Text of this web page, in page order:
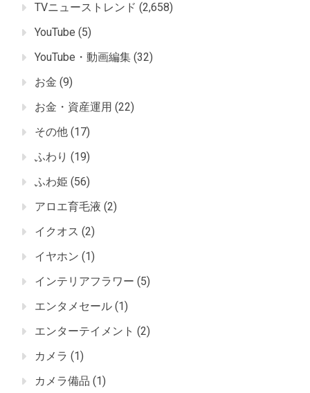
TVニューストレンド (2,658)
YouTube (5)
YouTube・動画編集 (32)
お金 (9)
お金・資産運用 (22)
その他 (17)
ふわり (19)
ふわ姫 (56)
アロエ育毛液 (2)
イクオス (2)
イヤホン (1)
インテリアフラワー (5)
エンタメセール (1)
エンターテイメント (2)
カメラ (1)
カメラ備品 (1)